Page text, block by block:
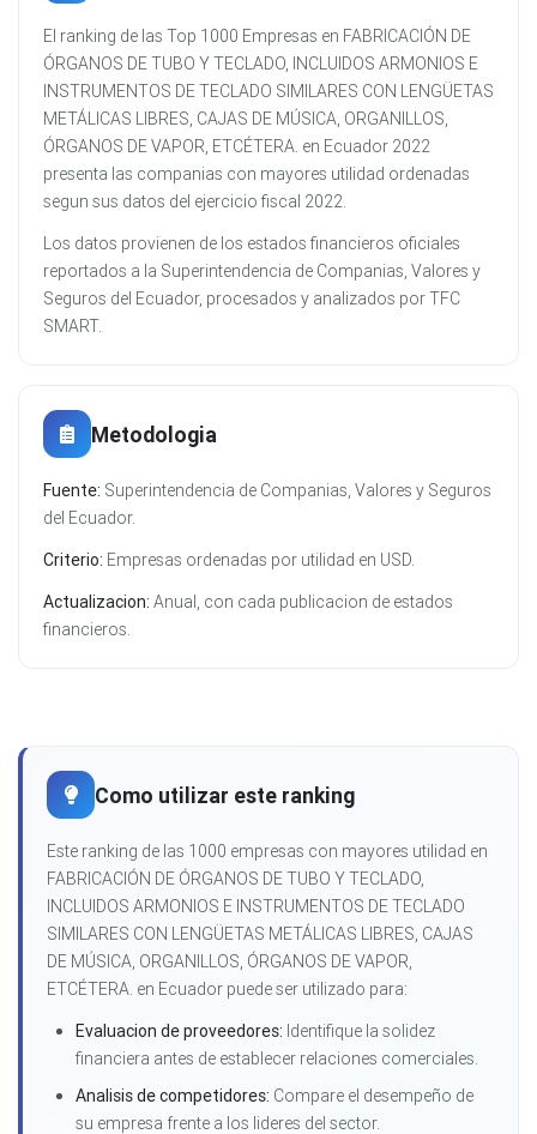
El ranking de las Top 1000 Empresas en FABRICACIÓN DE
ÓRGANOS DE TUBO Y TECLADO, INCLUIDOS ARMONIOS E
INSTRUMENTOS DE TECLADO SIMILARES CON LENGÜETAS
METÁLICAS LIBRES, CAJAS DE MÚSICA, ORGANILLOS,
ÓRGANOS DE VAPOR, ETCÉTERA. en Ecuador 2022
presenta las companias con mayores utilidad ordenadas
segun sus datos del ejercicio fiscal 2022.
Los datos provienen de los estados financieros oficiales
reportados a la Superintendencia de Companias, Valores y
Seguros del Ecuador, procesados y analizados por TFC
SMART.
Metodologia
Fuente: Superintendencia de Companias, Valores y Seguros
del Ecuador.
Criterio: Empresas ordenadas por utilidad en USD.
Actualizacion: Anual, con cada publicacion de estados
financieros.
Como utilizar este ranking
Este ranking de las 1000 empresas con mayores utilidad en
FABRICACIÓN DE ÓRGANOS DE TUBO Y TECLADO,
INCLUIDOS ARMONIOS E INSTRUMENTOS DE TECLADO
SIMILARES CON LENGÜETAS METÁLICAS LIBRES, CAJAS
DE MÚSICA, ORGANILLOS, ÓRGANOS DE VAPOR,
ETCÉTERA. en Ecuador puede ser utilizado para:
Evaluacion de proveedores: Identifique la solidez
financiera antes de establecer relaciones comerciales.
Analisis de competidores: Compare el desempeño de
su empresa frente a los lideres del sector.